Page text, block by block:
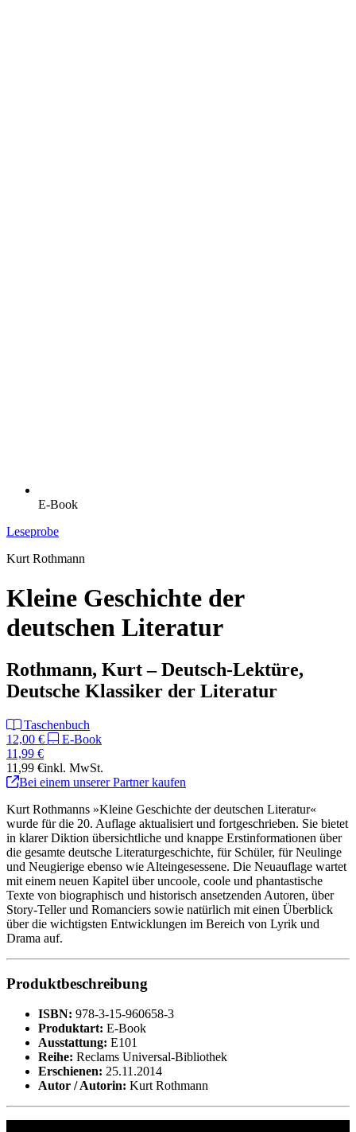
E-Book
Leseprobe
Kurt Rothmann
Kleine Geschichte der
deutschen Literatur
Rothmann, Kurt – Deutsch-Lektüre,
Deutsche Klassiker der Literatur
Taschenbuch
12,00 €
E-Book
11,99 €
11,99 €inkl. MwSt.
Bei einem unserer Partner kaufen
Kurt Rothmanns »Kleine Geschichte der deutschen Literatur«
wurde für die 20. Auflage aktualisiert und fortgeschrieben. Sie bietet
in klarer Diktion übersichtliche und knappe Erstinformationen über
die gesamte deutsche Literaturgeschichte, für Schüler, für Neulinge
und Neugierige ebenso wie Alteingesessene. Die Neuauflage wartet
mit einem neuen Kapitel über uncoole, coole und phantastische
Texte von biographisch und historisch ansetzenden Autoren, über
Story-Teller und Romanciers sowie natürlich mit einen Überblick
über die wichtigsten Entwicklungen im Bereich von Lyrik und
Drama auf.
Produktbeschreibung
ISBN: 978-3-15-960658-3
Produktart: E-Book
Ausstattung: E101
Reihe: Reclams Universal-Bibliothek
Erschienen: 25.11.2014
Autor / Autorin: Kurt Rothmann